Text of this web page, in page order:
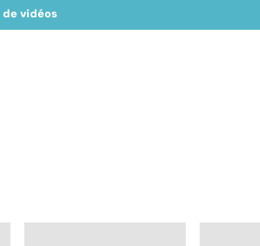
de vidéos